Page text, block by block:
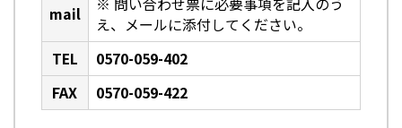
mail
え、メールに添付してください。
TEL
0570-059-402
FAX
0570-059-422